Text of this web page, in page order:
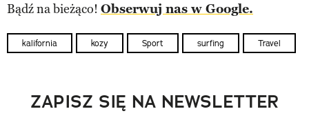
Bądź na bieżąco! Obserwuj nas w Google.
kalifornia kozy Sport surfing Travel
ZAPISZ SIĘ NA NEWSLETTER